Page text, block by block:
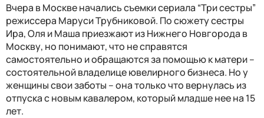
Вчера в Москве начались съемки сериала “Три сестры”
режиссера Маруси Трубниковой. По сюжету сестры
Ира, Оля и Маша приезжают из Нижнего Новгорода в
Москву, но понимают, что не справятся
самостоятельно и обращаются за помощью к матери –
состоятельной владелице ювелирного бизнеса. Но у
женщины свои заботы – она только что вернулась из
отпуска с новым кавалером, который младше нее на 15
лет.